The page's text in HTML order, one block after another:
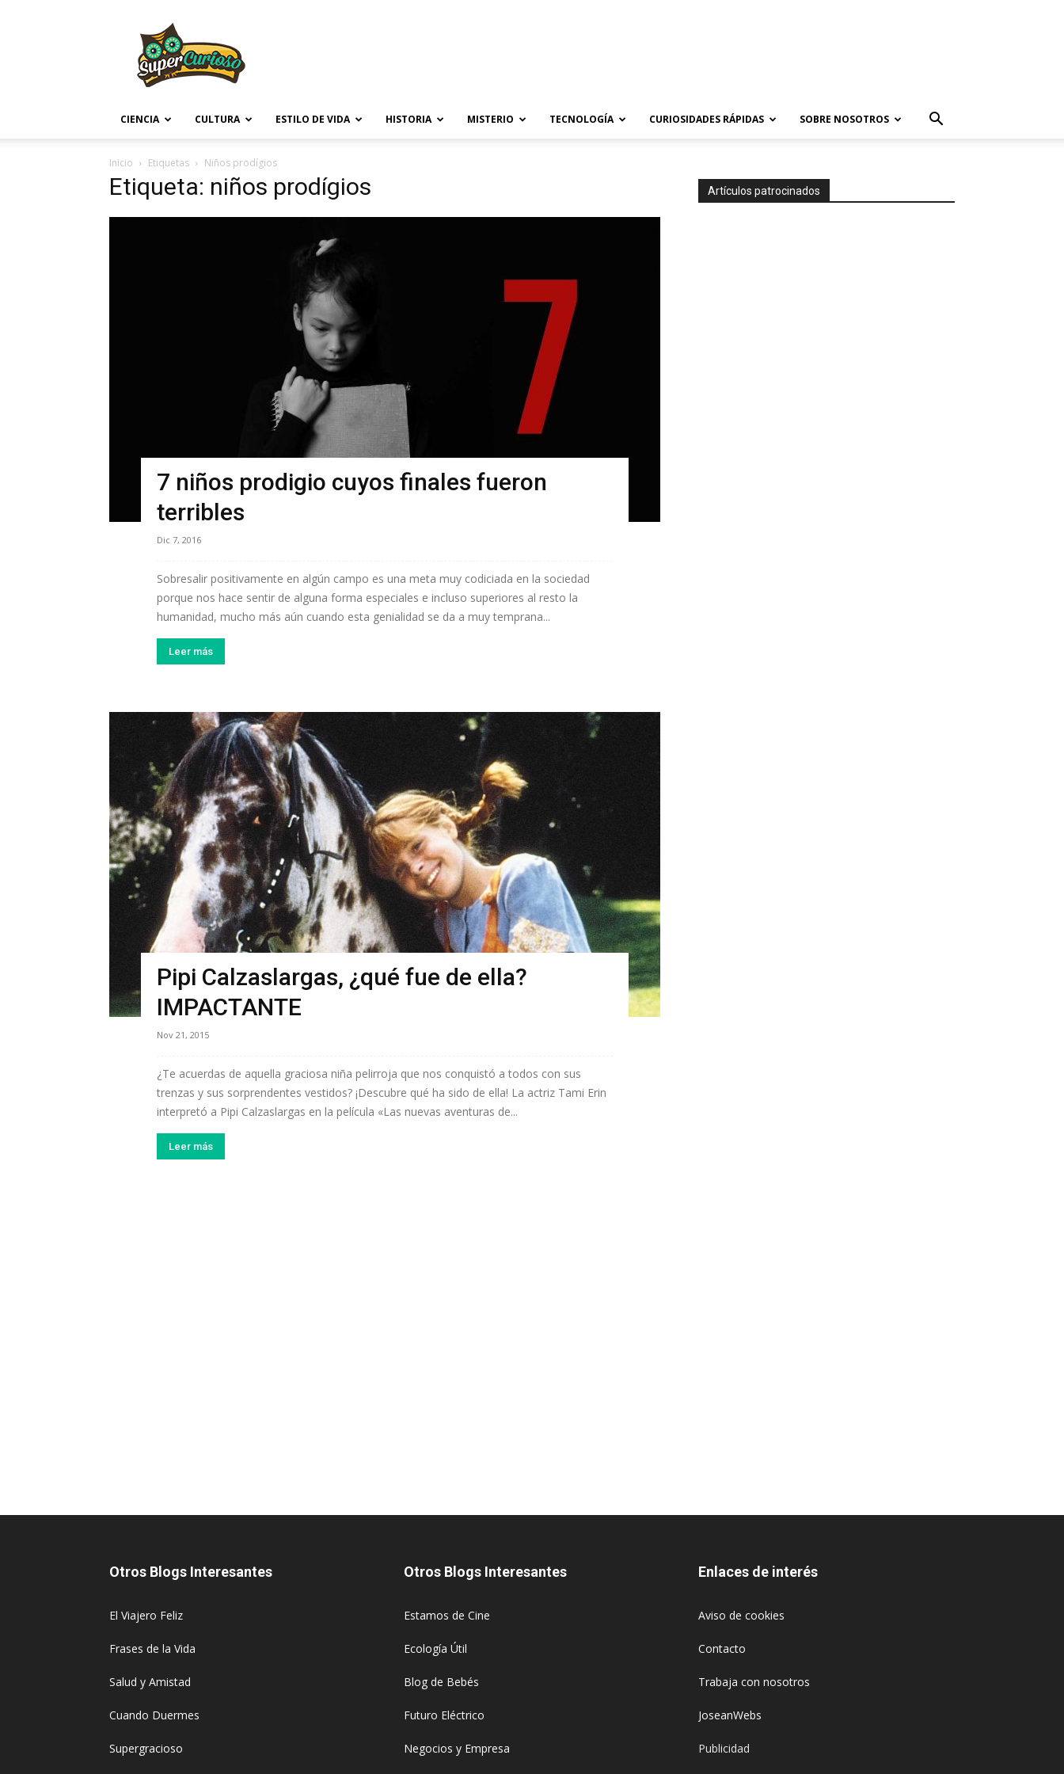
CIENCIA CULTURA ESTILO DE VIDA HISTORIA MISTERIO TECNOLOGÍA CURIOSIDADES RÁPIDAS SOBRE NOSOTROS
Inicio Etiquetas Niños prodígios
Etiqueta: niños prodígios
7 niños prodigio cuyos finales fueron
terribles
Dic 7, 2016
Sobresalir positivamente en algún campo es una meta muy codiciada en la sociedad
porque nos hace sentir de alguna forma especiales e incluso superiores al resto la
humanidad, mucho más aún cuando esta genialidad se da a muy temprana...
Leer más
Pipi Calzaslargas, ¿qué fue de ella?
IMPACTANTE
Nov 21, 2015
¿Te acuerdas de aquella graciosa niña pelirroja que nos conquistó a todos con sus
trenzas y sus sorprendentes vestidos? ¡Descubre qué ha sido de ella! La actriz Tami Erin
interpretó a Pipi Calzaslargas en la película «Las nuevas aventuras de...
Leer más
Artículos patrocinados
Otros Blogs Interesantes
El Viajero Feliz
Frases de la Vida
Salud y Amistad
Cuando Duermes
Supergracioso
Otros Blogs Interesantes
Estamos de Cine
Ecología Útil
Blog de Bebés
Futuro Eléctrico
Negocios y Empresa
Enlaces de interés
Aviso de cookies
Contacto
Trabaja con nosotros
JoseanWebs
Publicidad